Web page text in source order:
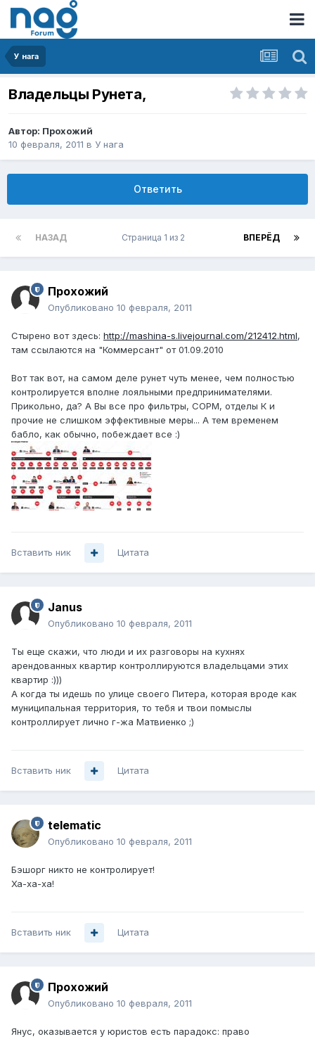
У нага
Владельцы Рунета,
Автор: Прохожий
10 февраля, 2011 в У нага
Ответить
НАЗАД ВПЕРЁД
Страница 1 из 2
Прохожий
Опубликовано 10 февраля, 2011
Стырено вот здесь: http://mashina-s.livejournal.com/212412.html,
там ссылаются на "Коммерсант" от 01.09.2010
Вот так вот, на самом деле рунет чуть менее, чем полностью
контролируется вполне лояльными предпринимателями.
Прикольно, да? А Вы все про фильтры, СОРМ, отделы К и
прочие не слишком эффективные меры... А тем временем
бабло, как обычно, побеждает все :)
Вставить ник Цитата
Janus
Опубликовано 10 февраля, 2011
Ты еще скажи, что люди и их разговоры на кухнях
арендованных квартир контроллируются владельцами этих
квартир :)))
А когда ты идешь по улице своего Питера, которая вроде как
муниципальная территория, то тебя и твои помыслы
контроллирует лично г-жа Матвиенко ;)
Вставить ник Цитата
telematic
Опубликовано 10 февраля, 2011
Бэшорг никто не контролирует!
Ха-ха-ха!
Вставить ник Цитата
Прохожий
Опубликовано 10 февраля, 2011
Янус, оказывается у юристов есть парадокс: право